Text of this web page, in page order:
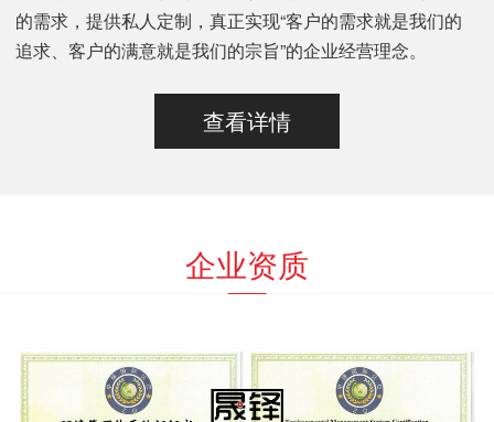
的需求，提供私人定制，真正实现“客户的需求就是我们的
追求、客户的满意就是我们的宗旨”的企业经营理念。
查看详情
企业资质